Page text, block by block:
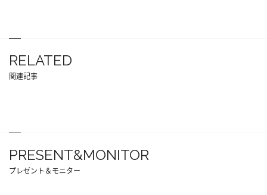
RELATED
関連記事
PRESENT&MONITOR
プレゼント＆モニター